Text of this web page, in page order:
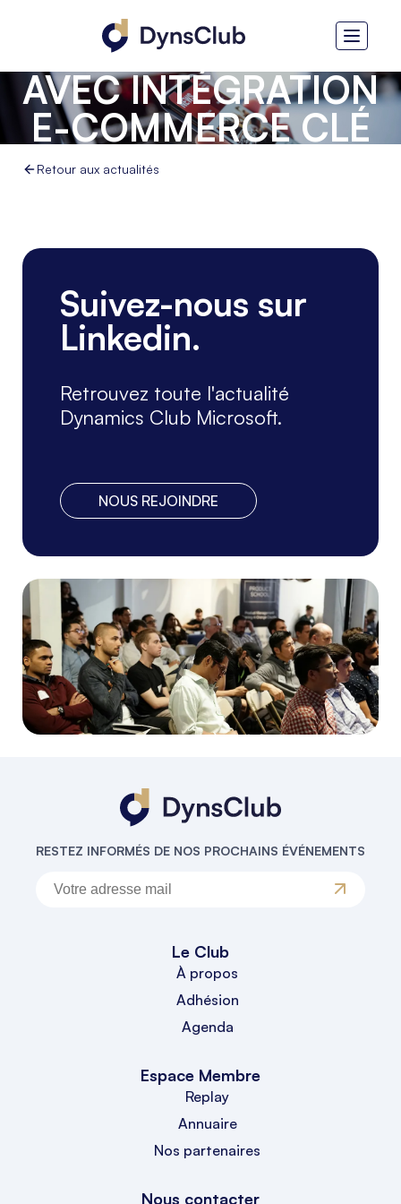
D365 BUSINESS
CENTRAL SAAS
AVEC INTÉGRATION
E-COMMERCE CLÉ
EN MAIN, C’EST
ET EFFICACE !
Retour aux actualités
Suivez-nous sur
Linkedin.
Retrouvez toute l'actualité
Dynamics Club Microsoft.
NOUS REJOINDRE
RESTEZ INFORMÉS DE NOS PROCHAINS ÉVÉNEMENTS
Le Club
À propos
Adhésion
Agenda
Espace Membre
Replay
Annuaire
Nos partenaires
Nous contacter